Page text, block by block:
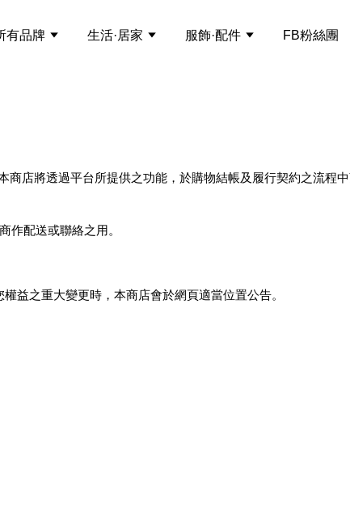
有品牌 生活·居家 服飾·配件 FB粉絲團
商店將透過平台所提供之功能，於購物結帳及履行契約之流程
作配送或聯絡之用。
益之重大變更時，本商店會於網頁適當位置公告。